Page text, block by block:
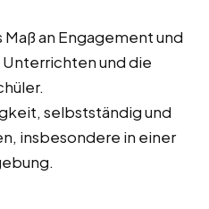
Maß an Engagement und
und die
selbstständig und
insbesondere in einer